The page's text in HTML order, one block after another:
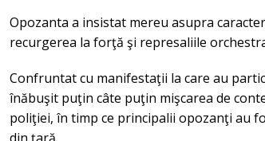
Opozanta a insistat mereu asupra
recurgerea la forţă şi represaliile
Confruntat cu manifestaţii la care au
înăbuşit puţin câte puţin mişcarea de
poliţiei, în timp ce principalii opozanţi au